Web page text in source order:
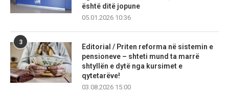
është ditë jopune
05.01.2026 10:36
3
Editorial / Priten reforma në sistemin e
pensioneve – shteti mund ta marrë
shtyllën e dytë nga kursimet e
qytetarëve!
03.08.2026 15:00